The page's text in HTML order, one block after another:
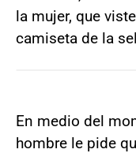
la mujer, que
camiseta de la
En medio del
hombre le pide